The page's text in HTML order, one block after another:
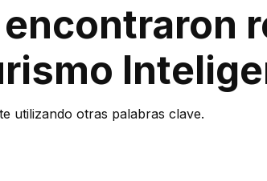
encontraron
utilizando otras palabras clave.